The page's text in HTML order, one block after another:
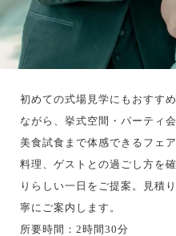
初めての式場見学にもおすす
ながら、挙式空間・パーティ
美食試食まで体感できるフェ
料理、ゲストとの過ごし方を
りらしい一日をご提案。見積
寧にご案内します。
所要時間：2時間30分